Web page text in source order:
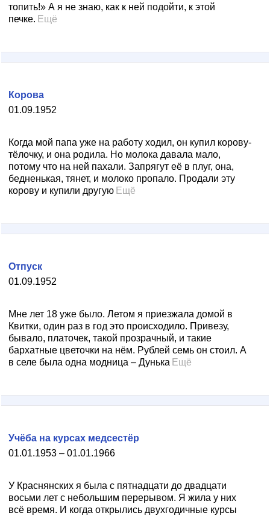
топить!» А я не знаю, как к ней подойти, к этой
печке. Ещё
01.09.1952
Корова
Когда мой папа уже на работу ходил, он купил корову-
тёлочку, и она родила. Но молока давала мало,
потому что на ней пахали. Запрягут её в плуг, она,
бедненькая, тянет, и молоко пропало. Продали эту
корову и купили другую Ещё
01.09.1952
Отпуск
Мне лет 18 уже было. Летом я приезжала домой в
Квитки, один раз в год это происходило. Привезу,
бывало, платочек, такой прозрачный, и такие
бархатные цветочки на нём. Рублей семь он стоил. А
в селе была одна модница – Дунька Ещё
01.01.1953 – 01.01.1966
Учёба на курсах медсестёр
У Краснянских я была с пятнадцати до двадцати
восьми лет с небольшим перерывом. Я жила у них
всё время. И когда открылись двухгодичные курсы